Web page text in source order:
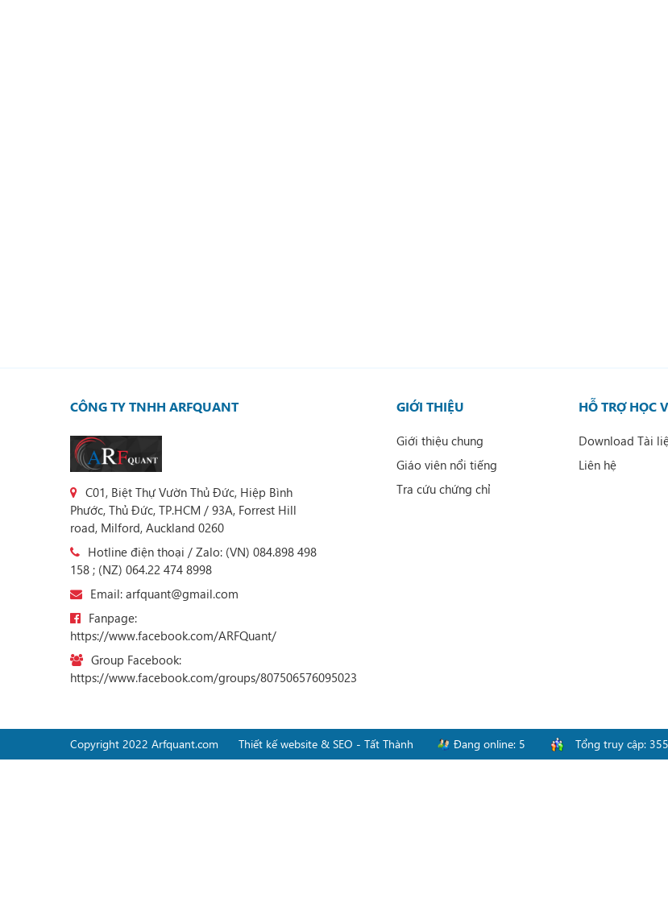
CÔNG TY TNHH ARFQUANT
C01, Biệt Thự Vườn Thủ Đức, Hiệp Bình
Phước, Thủ Đức, TP.HCM / 93A, Forrest Hill
road, Milford, Auckland 0260
Hotline điện thoại / Zalo: (VN) 084.898 498
158 ; (NZ) 064.22 474 8998
Email: arfquant@gmail.com
Fanpage:
https://www.facebook.com/ARFQuant/
Group Facebook:
https://www.facebook.com/groups/807506576095023
GIỚI THIỆU
Giới thiệu chung
Giáo viên nổi tiếng
Tra cứu chứng chỉ
HỖ TRỢ HỌC
Download Tài
Liên hệ
Copyright 2022 Arfquant.com Thiết kế website & SEO - Tất Thành Đang online: 5 Tổng truy cập: